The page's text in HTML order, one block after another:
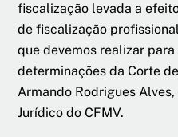
fiscalização levada a
de fiscalização
que devemos realizar
determinações da Corte
Armando Rodrigues
Jurídico do CFMV.